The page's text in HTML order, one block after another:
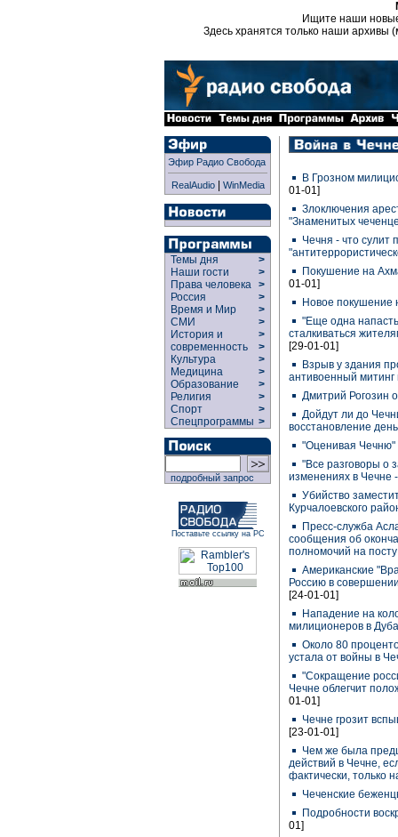
Ищите наши
Здесь хранятся только наши архивы
Эфир Радио Свобода
RealAudio| WinMedia
Темы дня
>
Наши гости
>
Права человека >
Россия
>
Время и Мир
>
СМИ
>
История и
современность
>
>
Культура
>
Медицина
>
Образование
>
Религия
>
Спорт
>
Спецпрограммы >
подробный запрос
Поставьте ссылку на РС
В Грозном
01-01]
Злоключения
"Знаменитых
Чечня - что сулит
Покушение на
01-01]
Новое
"Еще одна
сталкиваться
[29-01-01]
Взрыв у здания
антивоенный митинг
Дмитрий Рогозин
Дойдут ли до
восстановление
"Оценивая Чечню"
"Все разговоры о
изменениях в Чечне
Убийство
Курчалоевского
Пресс-служба
сообщения об
полномочий на
Американские
Россию в
[24-01-01]
Нападение на
милиционеров в
Около 80
устала от войны в
"Сокращение
Чечне облегчит
01-01]
Чечне грозит
[23-01-01]
Чем же была
действий в Чечне,
фактически, только
Чеченские
Подробности
01]